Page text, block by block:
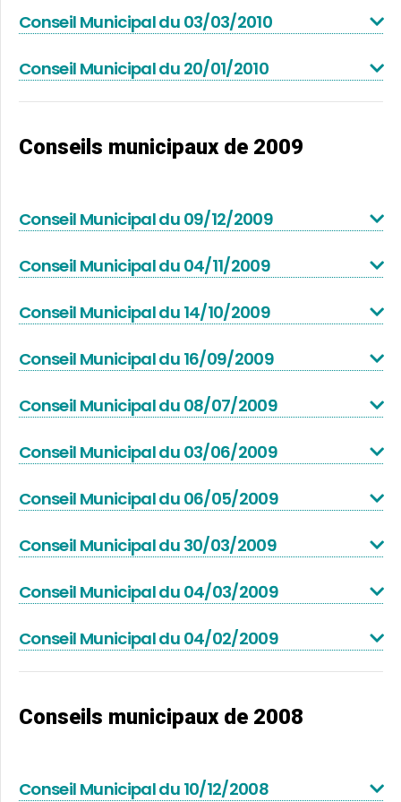
Conseil Municipal du 03/03/2010
Conseil Municipal du 20/01/2010
Conseils municipaux de 2009
Conseil Municipal du 09/12/2009
Conseil Municipal du 04/11/2009
Conseil Municipal du 14/10/2009
Conseil Municipal du 16/09/2009
Conseil Municipal du 08/07/2009
Conseil Municipal du 03/06/2009
Conseil Municipal du 06/05/2009
Conseil Municipal du 30/03/2009
Conseil Municipal du 04/03/2009
Conseil Municipal du 04/02/2009
Conseils municipaux de 2008
Conseil Municipal du 10/12/2008